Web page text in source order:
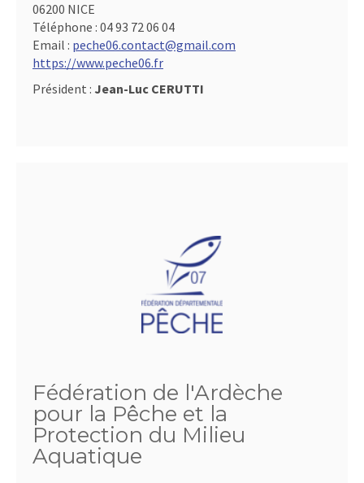
06200 NICE
Téléphone : 04 93 72 06 04
Email : peche06.contact@gmail.com
https://www.peche06.fr
Président : Jean-Luc CERUTTI
Fédération de l'Ardèche
pour la Pêche et la
Protection du Milieu
Aquatique